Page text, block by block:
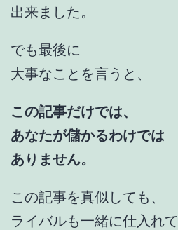
出来ました。
でも最後に
大事なことを言うと、
この記事だけでは、
あなたが儲かるわけでは
ありません。
この記事を真似しても、
ライバルも一緒に仕入れて